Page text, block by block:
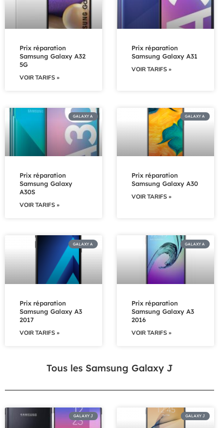
Prix réparation
Samsung Galaxy A32
5G
VOIR TARIFS »
Prix réparation
Samsung Galaxy A31
VOIR TARIFS »
GALAXY A
Prix réparation
Samsung Galaxy
A30S
VOIR TARIFS »
GALAXY A
Prix réparation
Samsung Galaxy A30
VOIR TARIFS »
GALAXY A
Prix réparation
Samsung Galaxy A3
2017
VOIR TARIFS »
GALAXY A
Prix réparation
Samsung Galaxy A3
2016
VOIR TARIFS »
Tous les Samsung Galaxy J
GALAXY J GALAXY J